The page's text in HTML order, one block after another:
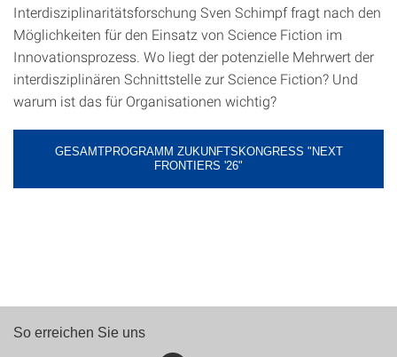
Interdisziplinaritätsforschung Sven Schimpf fragt nach den
Möglichkeiten für den Einsatz von Science Fiction im
Innovationsprozess. Wo liegt der potenzielle Mehrwert der
interdisziplinären Schnittstelle zur Science Fiction? Und
warum ist das für Organisationen wichtig?
GESAMTPROGRAMM ZUKUNFTSKONGRESS "NEXT
FRONTIERS '26"
So erreichen Sie uns